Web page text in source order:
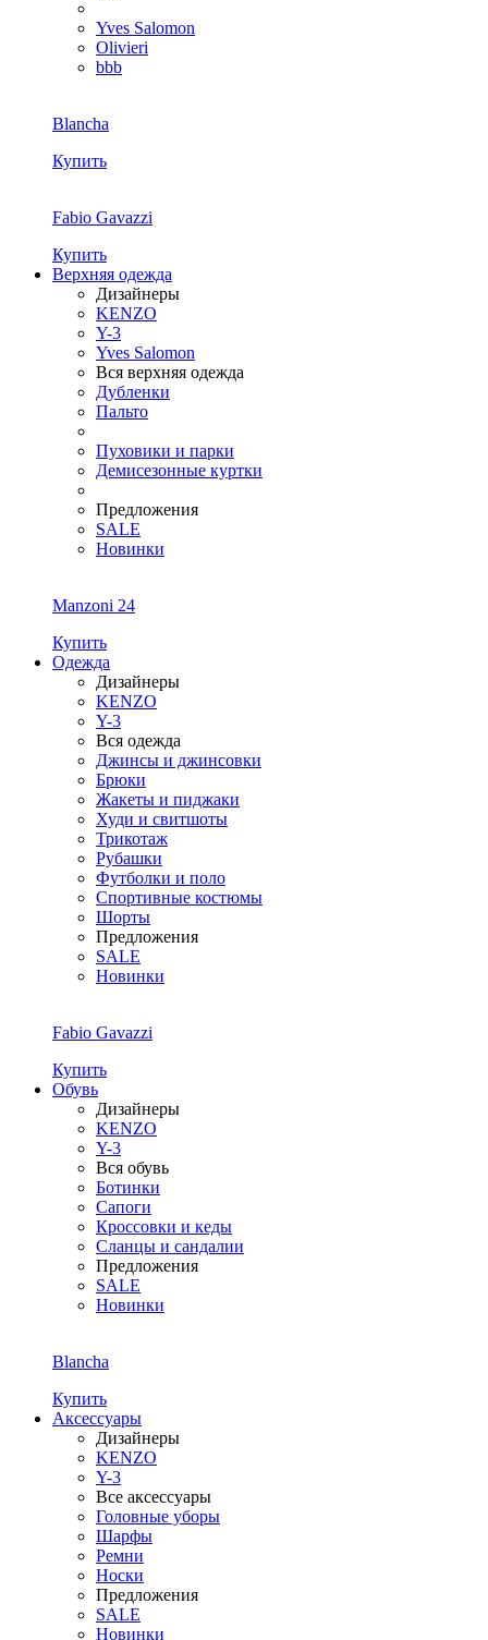
Yves Salomon
Olivieri
bbb
Blancha
Купить
Fabio Gavazzi
Купить
Верхняя одежда
Дизайнеры
KENZO
Y-3
Yves Salomon
Вся верхняя одежда
Дубленки
Пальто
Пуховики и парки
Демисезонные куртки
Предложения
SALE
Новинки
Manzoni 24
Купить
Одежда
Дизайнеры
KENZO
Y-3
Вся одежда
Джинсы и джинсовки
Брюки
Жакеты и пиджаки
Худи и свитшоты
Трикотаж
Рубашки
Футболки и поло
Спортивные костюмы
Шорты
Предложения
SALE
Новинки
Fabio Gavazzi
Купить
Обувь
Дизайнеры
KENZO
Y-3
Вся обувь
Ботинки
Сапоги
Кроссовки и кеды
Сланцы и сандалии
Предложения
SALE
Новинки
Blancha
Купить
Аксессуары
Дизайнеры
KENZO
Y-3
Все аксессуары
Головные уборы
Шарфы
Ремни
Носки
Предложения
SALE
Новинки